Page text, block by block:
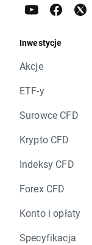
Inwestycje
Akcje
ETF-y
Surowce CFD
Krypto CFD
Indeksy CFD
Forex CFD
Konto i opłaty
Specyfikacja